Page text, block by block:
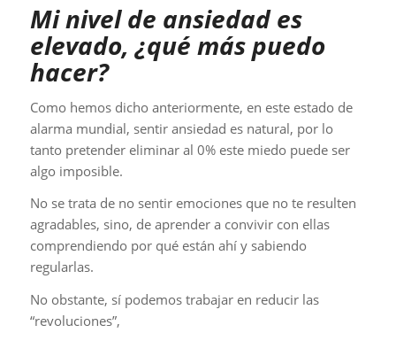
Mi nivel de ansiedad es
elevado, ¿qué más puedo
hacer?
Como hemos dicho anteriormente, en este estado de
alarma mundial, sentir ansiedad es natural, por lo
tanto pretender eliminar al 0% este miedo puede ser
algo imposible.
No se trata de no sentir emociones que no te resulten
agradables, sino, de aprender a convivir con ellas
comprendiendo por qué están ahí y sabiendo
regularlas.
No obstante, sí podemos trabajar en reducir las
“revoluciones”,